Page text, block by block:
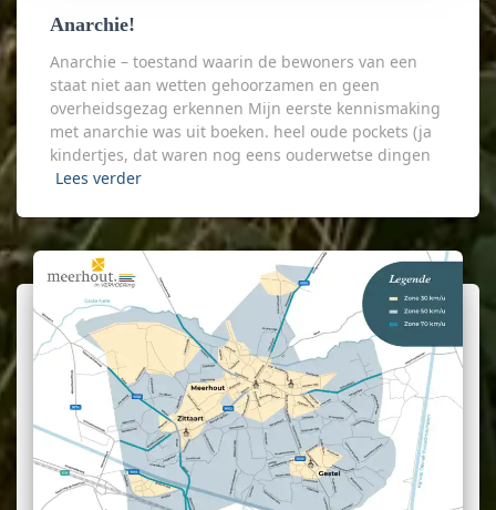
Anarchie!
Anarchie – toestand waarin de bewoners van een
staat niet aan wetten gehoorzamen en geen
overheidsgezag erkennen Mijn eerste kennismaking
met anarchie was uit boeken. heel oude pockets (ja
kindertjes, dat waren nog eens ouderwetse dingen
Lees verder